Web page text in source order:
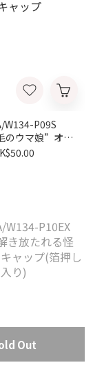
W134-P09S
のウマ娘”オグ
ャップ
Out